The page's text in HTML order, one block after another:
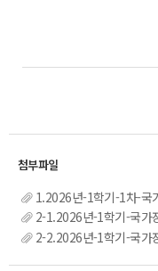
1.2026년-1학기-1차-국
2-1.2026년-1학기-국가
2-2.2026년-1학기-국가